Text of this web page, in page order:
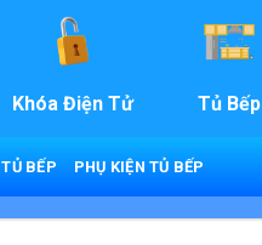
Khóa Điện Tử Tủ Bếp
TỦ BẾP PHỤ KIỆN TỦ BẾP